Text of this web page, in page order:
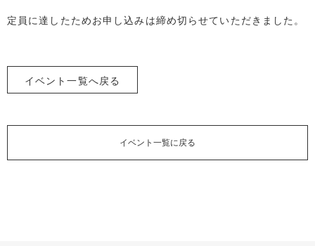
定員に達したためお申し込みは締め切らせていただきました。
イベント一覧へ戻る
イベント一覧に戻る